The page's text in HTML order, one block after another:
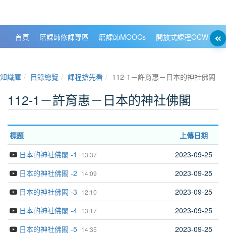
首頁 磨課師修課專區 磨課師MOOCs 開放式課程OCW
知識庫 目錄總覽 課程搶先看 112-1－許育惠－日本的神社佛閣
112-1－許育惠－日本的神社佛閣
標題 上傳日期
13:37
日本的神社佛閣 -1 2023-09-25
14:09
日本的神社佛閣 -2 2023-09-25
12:10
日本的神社佛閣 -3 2023-09-25
13:17
日本的神社佛閣 -4 2023-09-25
14:35
日本的神社佛閣 -5 2023-09-25